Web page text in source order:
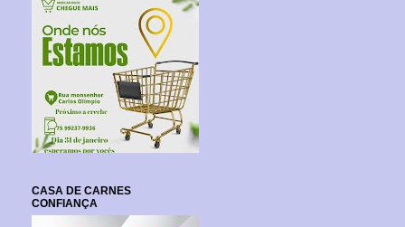
CASA DE CARNES
CONFIANÇA